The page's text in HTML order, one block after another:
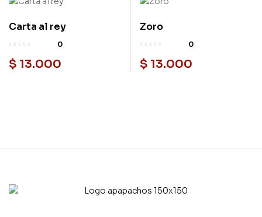
Carta al rey
0
$ 13.000
Zoro
0
$ 13.000